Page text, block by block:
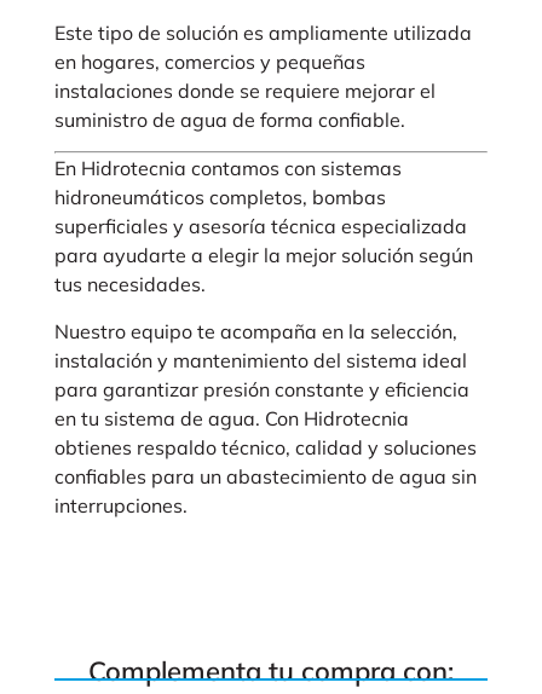
Este tipo de solución es ampliamente utilizada
en hogares, comercios y pequeñas
instalaciones donde se requiere mejorar el
suministro de agua de forma confiable.
En Hidrotecnia contamos con sistemas
hidroneumáticos completos, bombas
superficiales y asesoría técnica especializada
para ayudarte a elegir la mejor solución según
tus necesidades.
Nuestro equipo te acompaña en la selección,
instalación y mantenimiento del sistema ideal
para garantizar presión constante y eficiencia
en tu sistema de agua. Con Hidrotecnia
obtienes respaldo técnico, calidad y soluciones
confiables para un abastecimiento de agua sin
interrupciones.
Complementa tu compra con: